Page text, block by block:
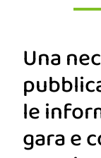
Una
le
gara e